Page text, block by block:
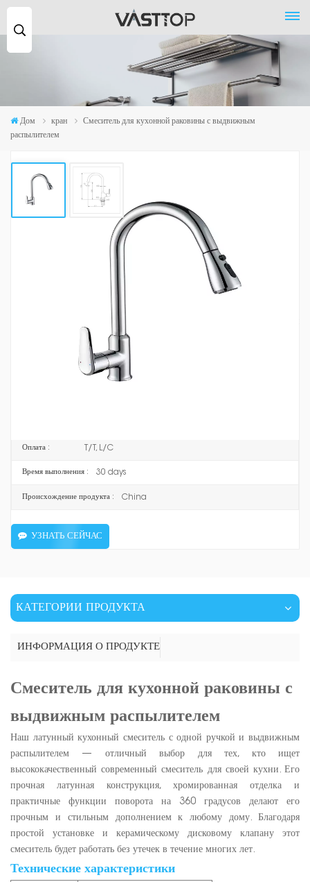
Дом кран
Смеситель для кухонной раковины с выдвижным
распылителем
Смеситель Для Кухонной Раковины С
Выдвижным Распылителем
Наш латунный кухонный смеситель с одной ручкой и выдвижным
распылителем — это высококачественный современный смеситель,
который сочетает в себе стильный дизайн и практичную
функциональность. Этот смеситель предназначен для использования
на жилых кухнях и идеально подходит для мытья посуды,
приготовления пищи и уборки беспорядка.
F2038
Оплата : T/T, L/C
Время выполнения : 30 days
Происхождение продукта : China
УЗНАТЬ СЕЙЧАС
КАТЕГОРИИ ПРОДУКТА
ИНФОРМАЦИЯ О ПРОДУКТЕ
Смеситель для кухонной раковины с
выдвижным распылителем
Наш латунный кухонный смеситель с одной ручкой и выдвижным
распылителем — отличный выбор для тех, кто ищет
высококачественный современный смеситель для своей кухни. Его
прочная латунная конструкция, хромированная отделка и
практичные функции поворота на 360 градусов делают его
прочным и стильным дополнением к любому дому. Благодаря
простой установке и керамическому дисковому клапану этот
смеситель будет работать без утечек в течение многих лет.
Технические характеристики